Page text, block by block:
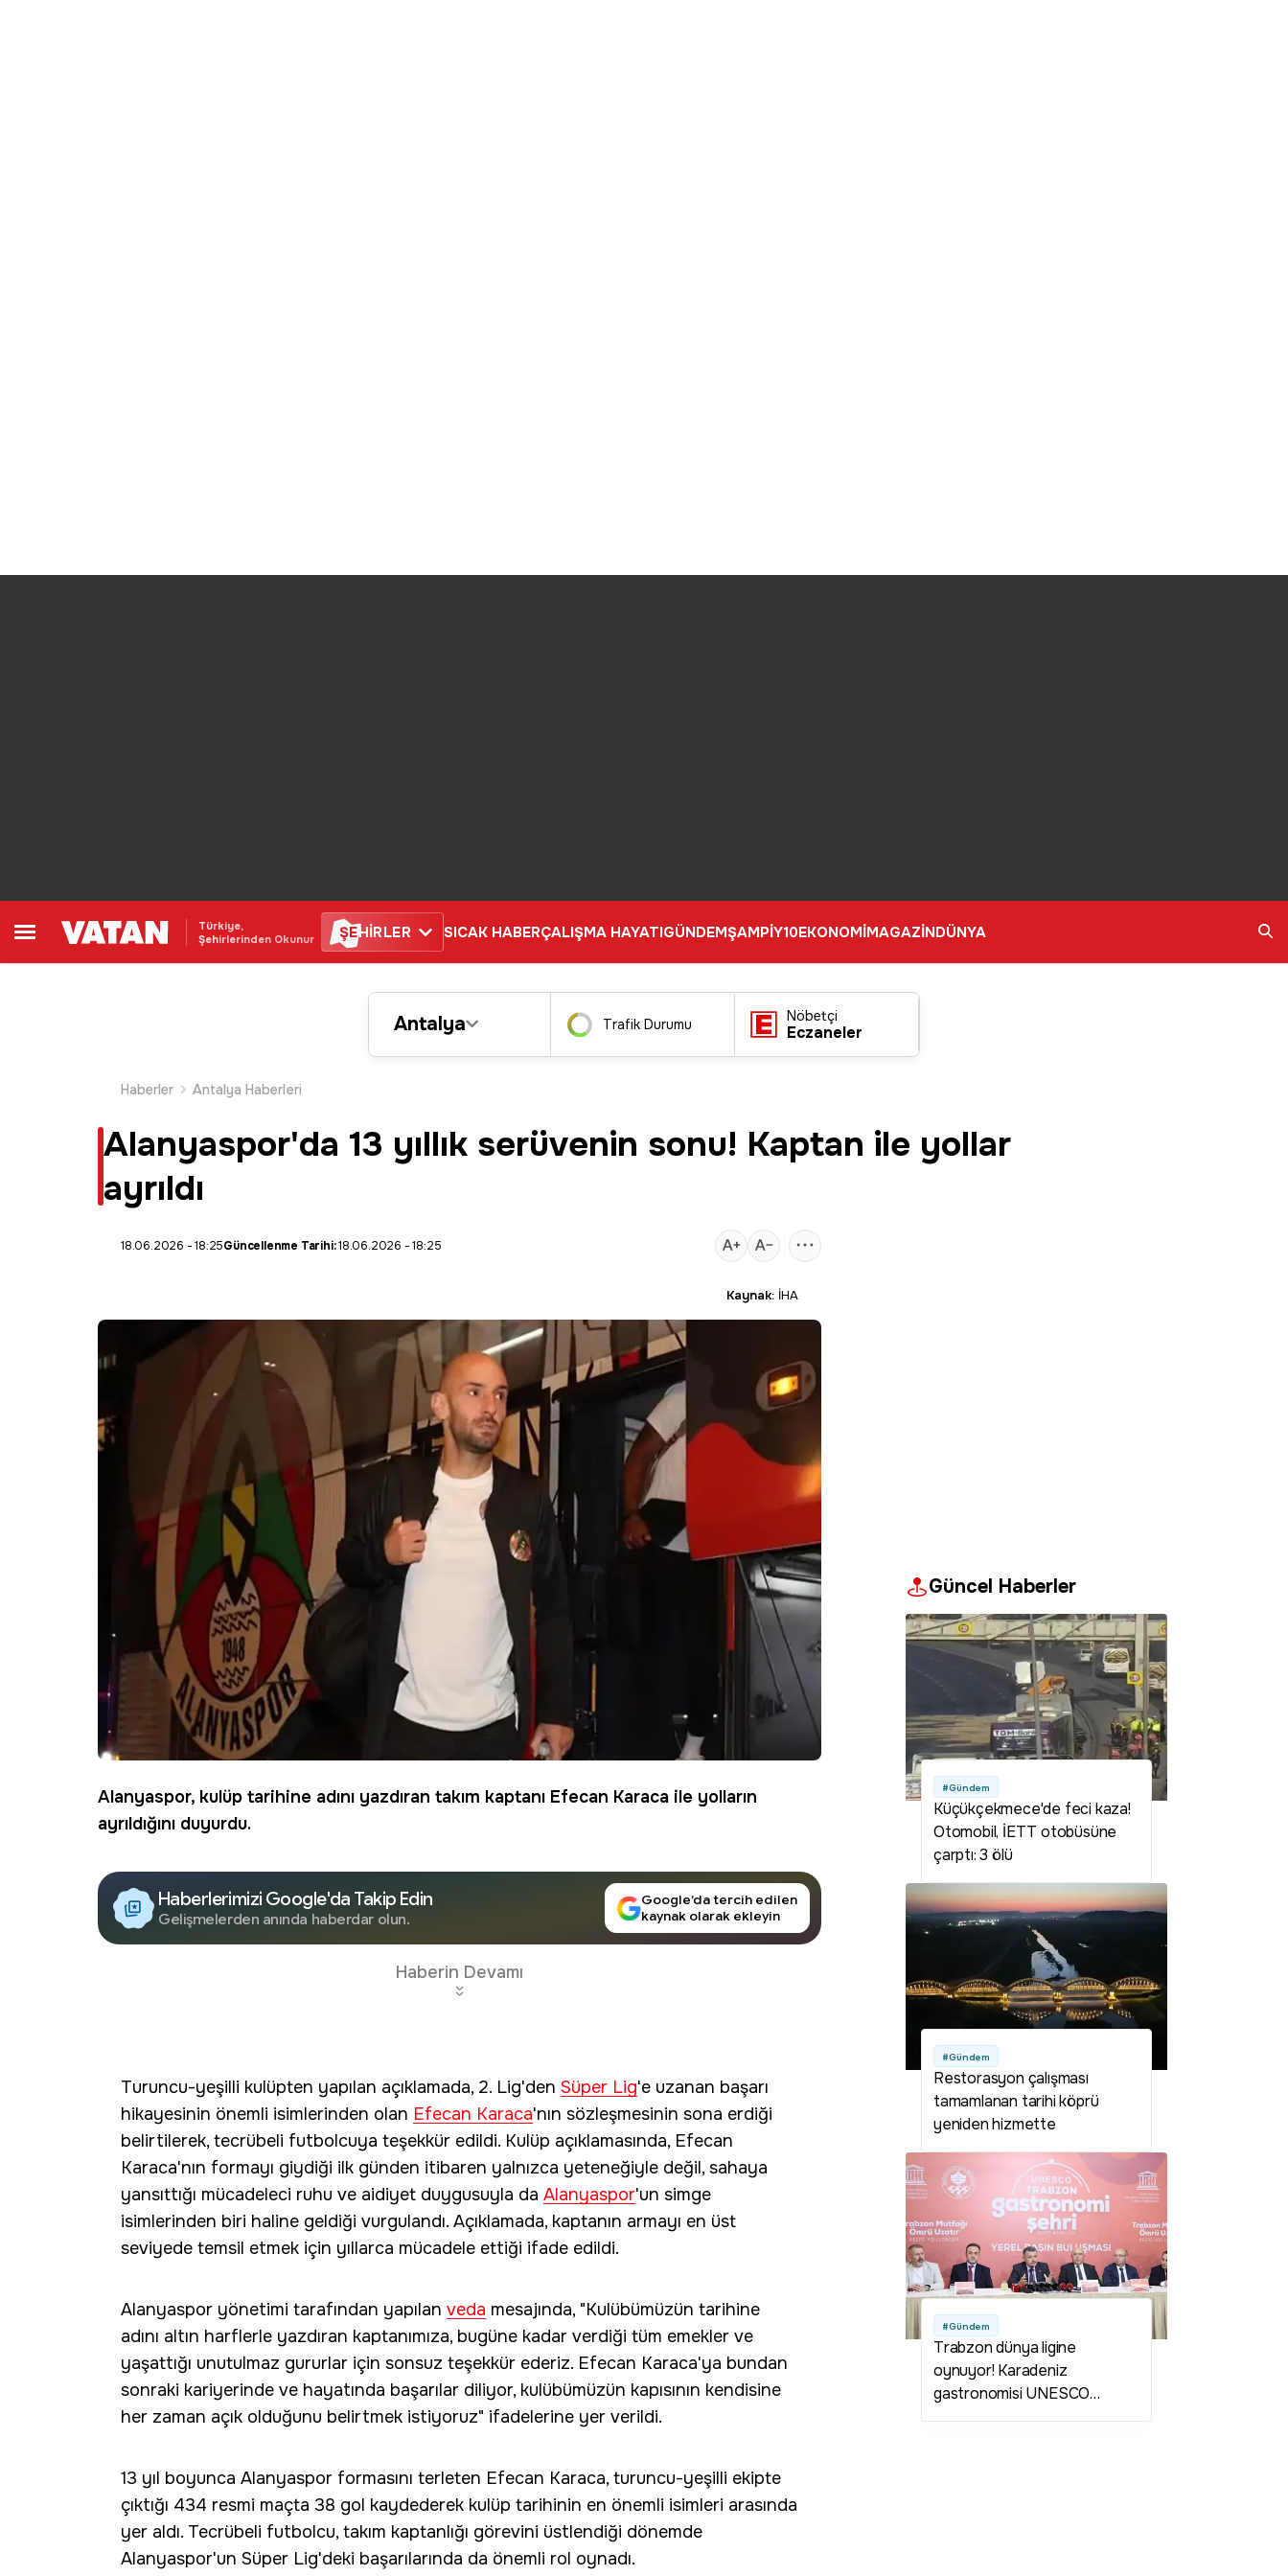
Türkiye,
Şehirlerinden Okunur
ŞEHİRLER SICAK HABERÇALIŞMA HAYATIGÜNDEMŞAMPİY10EKONOMİMAGAZİNDÜNYA
Antalya Trafik Durumu Nöbetçi
Eczaneler
Haberler Antalya Haberleri
Alanyaspor'da 13 yıllık serüvenin sonu! Kaptan ile yollar
ayrıldı
18.06.2026 - 18:25Güncellenme Tarihi:18.06.2026 - 18:25
Kaynak: İHA
Alanyaspor, kulüp tarihine adını yazdıran takım kaptanı Efecan Karaca ile yolların
ayrıldığını duyurdu.
Haberlerimizi Google'da Takip Edin
Gelişmelerden anında haberdar olun.
Google’da tercih edilen
kaynak olarak ekleyin
Haberin Devamı
Turuncu-yeşilli kulüpten yapılan açıklamada, 2. Lig'den Süper Lig'e uzanan başarı
hikayesinin önemli isimlerinden olan Efecan Karaca'nın sözleşmesinin sona erdiği
belirtilerek, tecrübeli futbolcuya teşekkür edildi. Kulüp açıklamasında, Efecan
Karaca'nın formayı giydiği ilk günden itibaren yalnızca yeteneğiyle değil, sahaya
yansıttığı mücadeleci ruhu ve aidiyet duygusuyla da Alanyaspor'un simge
isimlerinden biri haline geldiği vurgulandı. Açıklamada, kaptanın armayı en üst
seviyede temsil etmek için yıllarca mücadele ettiği ifade edildi.
Alanyaspor yönetimi tarafından yapılan veda mesajında, "Kulübümüzün tarihine
adını altın harflerle yazdıran kaptanımıza, bugüne kadar verdiği tüm emekler ve
yaşattığı unutulmaz gururlar için sonsuz teşekkür ederiz. Efecan Karaca'ya bundan
sonraki kariyerinde ve hayatında başarılar diliyor, kulübümüzün kapısının kendisine
her zaman açık olduğunu belirtmek istiyoruz" ifadelerine yer verildi.
13 yıl boyunca Alanyaspor formasını terleten Efecan Karaca, turuncu-yeşilli ekipte
çıktığı 434 resmi maçta 38 gol kaydederek kulüp tarihinin en önemli isimleri arasında
yer aldı. Tecrübeli futbolcu, takım kaptanlığı görevini üstlendiği dönemde
Alanyaspor'un Süper Lig'deki başarılarında da önemli rol oynadı.
Güncel Haberler
#Gündem
Küçükçekmece'de feci kaza!
Otomobil, İETT otobüsüne
çarptı: 3 ölü
#Gündem
Restorasyon çalışması
tamamlanan tarihi köprü
yeniden hizmette
#Gündem
Trabzon dünya ligine
oynuyor! Karadeniz
gastronomisi UNESCO